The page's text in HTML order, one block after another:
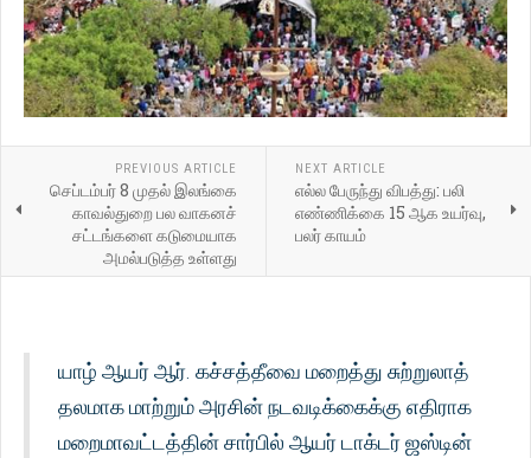
PREVIOUS ARTICLE
செப்டம்பர் 8 முதல் இலங்கை
காவல்துறை பல வாகனச்
சட்டங்களை கடுமையாக
அமல்படுத்த உள்ளது
NEXT ARTICLE
எல்ல பேருந்து விபத்து: பலி
எண்ணிக்கை 15 ஆக உயர்வு,
பலர் காயம்
யாழ் ஆயர் ஆர். கச்சத்தீவை மறைத்து சுற்றுலாத்
தலமாக மாற்றும் அரசின் நடவடிக்கைக்கு எதிராக
மறைமாவட்டத்தின் சார்பில் ஆயர் டாக்டர் ஜஸ்டின்